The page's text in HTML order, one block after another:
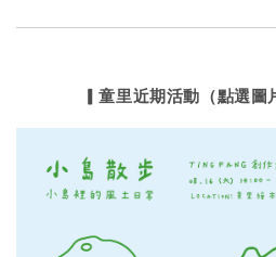
▎童里近期活動（點選圖